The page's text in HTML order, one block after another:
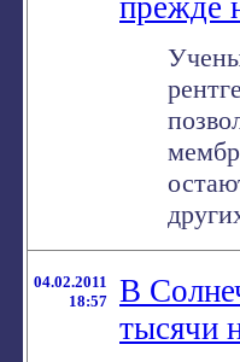
прежде
04.02.2011
18:57
В
тысячи